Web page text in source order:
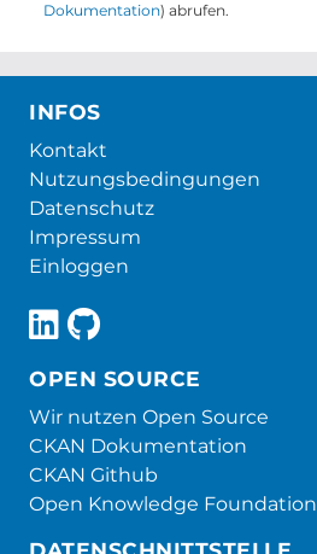
Dokumentation) abrufen.
INFOS
Kontakt
Nutzungsbedingungen
Datenschutz
Impressum
Einloggen
OPEN SOURCE
Wir nutzen Open Source
CKAN Dokumentation
CKAN Github
Open Knowledge Foundation